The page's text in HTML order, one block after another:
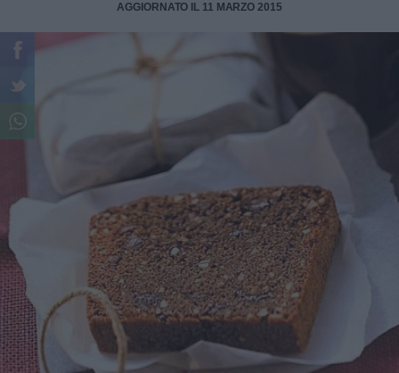
AGGIORNATO IL 11 MARZO 2015